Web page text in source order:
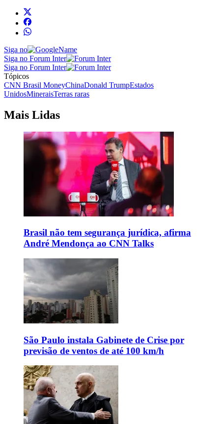
Siga no
Siga no Forum Inter
Siga no Forum Inter
Tópicos
CNN Brasil MoneyChinaDonald TrumpEstados
UnidosMineraisTerras raras
Mais Lidas
Brasil não tem segurança jurídica, afirma
André Mendonça ao CNN Talks
São Paulo instala Gabinete de Crise por
previsão de ventos de até 100 km/h